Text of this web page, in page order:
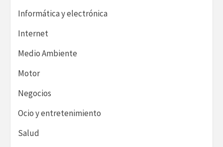
Informática y electrónica
Internet
Medio Ambiente
Motor
Negocios
Ocio y entretenimiento
Salud